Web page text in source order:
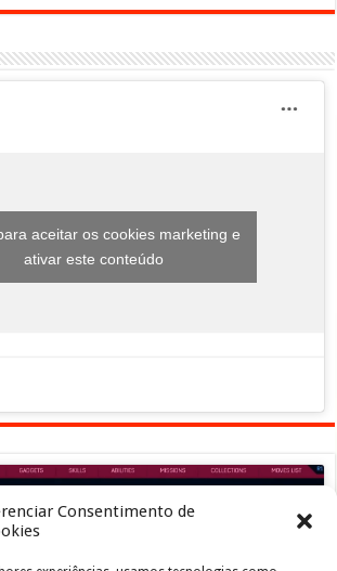
Consentimento de
aceitar os cookies marketing e
ativar este conteúdo